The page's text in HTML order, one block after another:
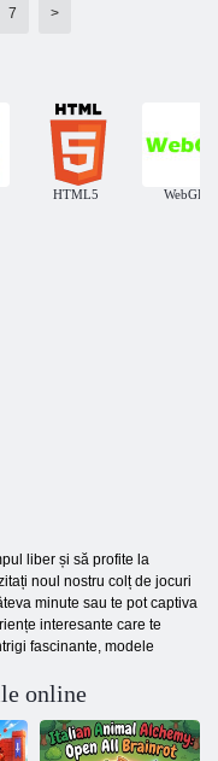
7 >
HTML5 WebGL
liber și să profite la
noul nostru colț de jocuri
minute sau te pot captiva
interesante care te
fascinante, modele
online